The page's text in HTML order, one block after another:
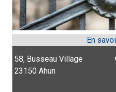
58, Busseau Village
23150 Ahun